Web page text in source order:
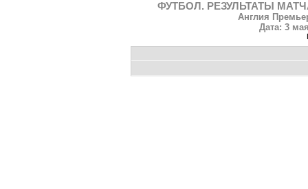
ФУТБОЛ. РЕЗУЛЬТАТЫ
Англия
Дата: 3